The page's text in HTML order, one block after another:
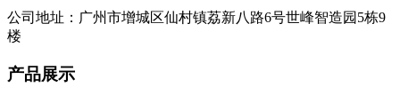
公司地址：广州市增城区仙村镇荔新八路6号世峰智造园5栋9
楼
产品展示